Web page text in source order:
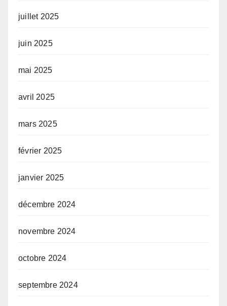
juillet 2025
juin 2025
mai 2025
avril 2025
mars 2025
février 2025
janvier 2025
décembre 2024
novembre 2024
octobre 2024
septembre 2024